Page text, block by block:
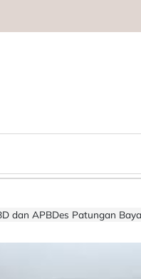
APBDes Patungan Bayar Iuran